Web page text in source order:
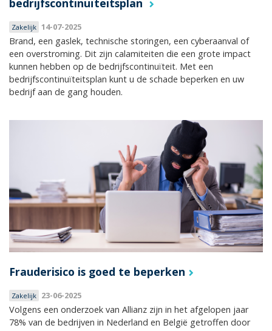
Zakelijk 14-07-2025
Brand, een gaslek, technische storingen, een cyberaanval of
een overstroming. Dit zijn calamiteiten die een grote impact
kunnen hebben op de bedrijfscontinuïteit. Met een
bedrijfscontinuïteitsplan kunt u de schade beperken en uw
bedrijf aan de gang houden.
Frauderisico is goed te beperken
Zakelijk 23-06-2025
Volgens een onderzoek van Allianz zijn in het afgelopen jaar
78% van de bedrijven in Nederland en België getroffen door